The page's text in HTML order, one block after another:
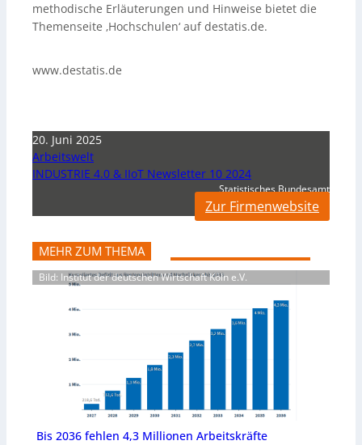
methodische Erläuterungen und Hinweise bietet die
Themenseite ‚Hochschulen‘ auf destatis.de.
www.destatis.de
20. Juni 2025
Arbeitswelt
INDUSTRIE 4.0 & IIoT Newsletter 10 2024
Statistisches Bundesamt
Zur Firmenwebsite
MEHR ZUM THEMA
Bild: Institut der deutschen Wirtschaft Köln e.V.
Bis 2036 fehlen 4,3 Millionen Arbeitskräfte